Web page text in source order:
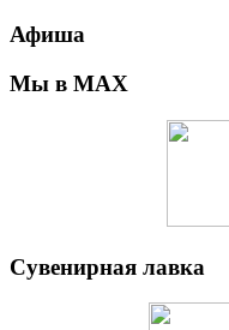
Афиша
Мы в MAX
Сувенирная лавка